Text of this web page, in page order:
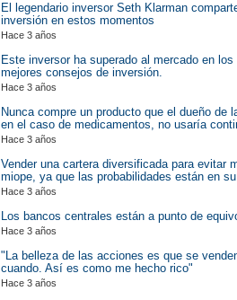
El legendario inversor Seth Klarman
inversión en estos momentos
Hace 3 años
Este inversor ha superado al mercado en
mejores consejos de inversión.
Hace 3 años
Nunca compre un producto que el dueño de
en el caso de medicamentos, no usaría
Hace 3 años
Vender una cartera diversificada para evitar
miope, ya que las probabilidades están en
Hace 3 años
Los bancos centrales están a punto de
Hace 3 años
"La belleza de las acciones es que se
cuando. Así es como me hecho rico"
Hace 3 años